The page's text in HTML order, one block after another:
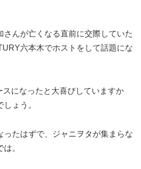
さんが亡くなる直前に交際していた
六本木でホストをして話題にな
になったと大喜びしていますか
ょう。
ったはずで、ジャニヲタが集まらな
。